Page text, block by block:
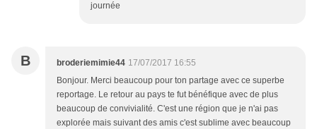
journée
B broderiemimie44 17/07/2017 16:55
Bonjour. Merci beaucoup pour ton partage avec ce superbe
reportage. Le retour au pays te fut bénéfique avec de plus
beaucoup de convivialité. C'est une région que je n'ai pas
explorée mais suivant des amis c'est sublime avec beaucoup